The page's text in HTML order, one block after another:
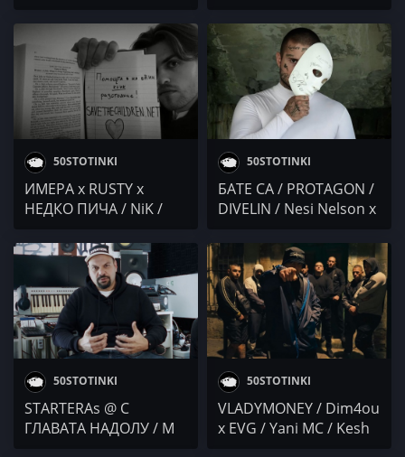
NiK
50STOTINKI
ИМЕРА x RUSTY x
НЕДКО ПИЧА / NiK /
The Gold Z / Yung
Stoney / Andjela x ANT!
50STOTINKI
БАТЕ СА / PROTAGON /
DIVELIN / Nesi Nelson x
RAFADO / Осем Пет
50STOTINKI
STARTERAs @ С
ГЛАВАТА НАДОЛУ / M
50STOTINKI
VLADYMONEY / Dim4ou
x EVG / Yani MC / Kesh